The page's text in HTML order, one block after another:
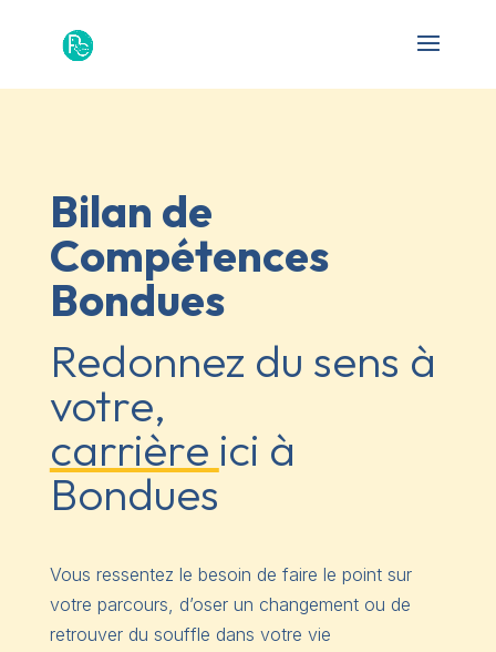
Bilan de
Compétences
Bondues
Redonnez du sens à
votre,
carrière ici à
Bondues
Vous ressentez le besoin de faire le point sur
votre parcours, d’oser un changement ou de
retrouver du souffle dans votre vie